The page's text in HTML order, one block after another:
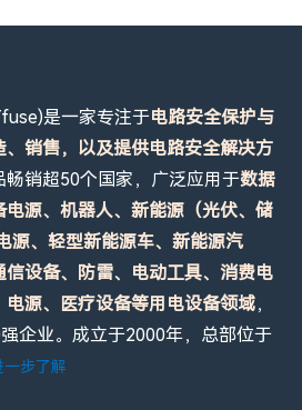
是一家专注于电路安全保护与
销售，以及提供电路安全解决方
畅销超50个国家，广泛应用于数据
源、机器人、新能源（光伏、储
源、轻型新能源车、新能源汽
设备、防雷、电动工具、消费电
源、医疗设备等用电设备领域，
企业。成立于2000年，总部位于
一步了解